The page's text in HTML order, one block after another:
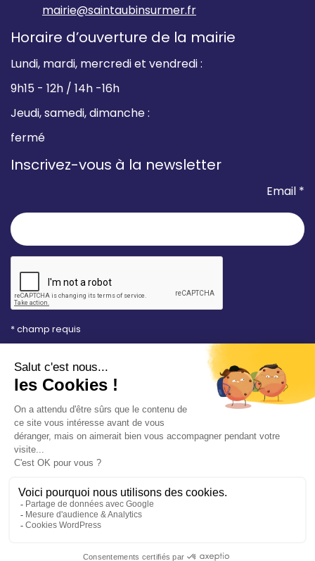
mairie@saintaubinsurmer.fr
Horaire d’ouverture de la mairie
Lundi, mardi, mercredi et vendredi :
9h15 - 12h / 14h -16h
Jeudi, samedi, dimanche :
fermé
Inscrivez-vous à la newsletter
Email *
* champ requis
vous envoyer les lettres d'information de la Mairie de
Saint-Aubin-sur-Mer. Vous pouvez à tout moment
utiliser le lien de désabonnement intégré dans la
newsletter. Consultez notre
confidentialitépour en savoir plus.
Vos démarches en ligne